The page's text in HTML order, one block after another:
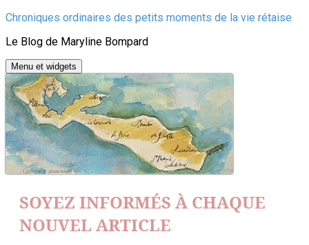
Aller
contenu
Chroniques ordinaires des petits moments de la vie rétaise
Le Blog de Maryline Bompard
Menu et widgets
SOYEZ INFORMÉS À CHAQUE
NOUVEL ARTICLE